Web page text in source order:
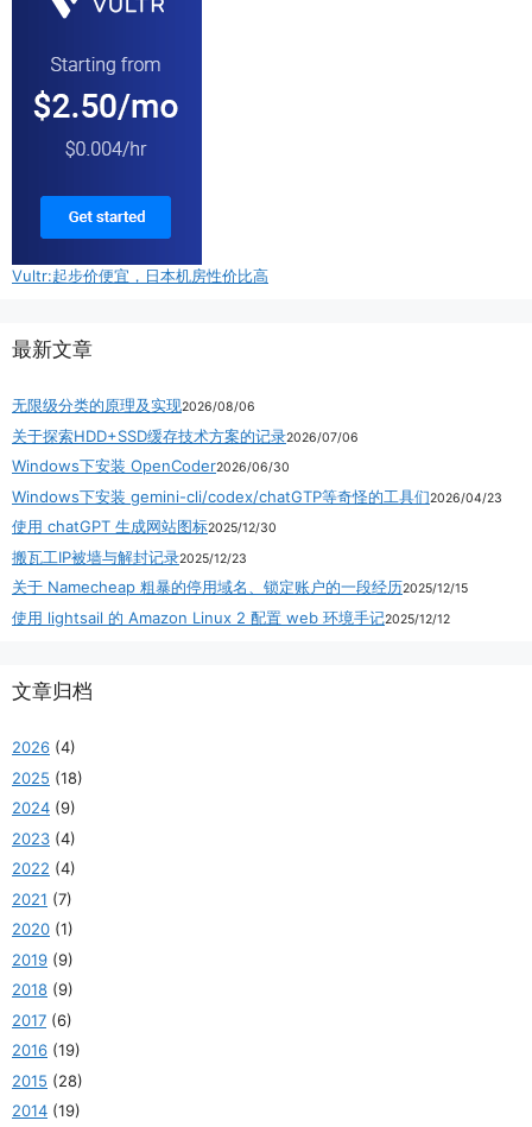
Vultr:起步价便宜，日本机房性价比高
最新文章
无限级分类的原理及实现2026/08/06
关于探索HDD+SSD缓存技术方案的记录2026/07/06
Windows下安装 OpenCoder2026/06/30
Windows下安装 gemini-cli/codex/chatGTP等奇怪的工具们2026/04/23
使用 chatGPT 生成网站图标2025/12/30
搬瓦工IP被墙与解封记录2025/12/23
关于 Namecheap 粗暴的停用域名、锁定账户的一段经历2025/12/15
使用 lightsail 的 Amazon Linux 2 配置 web 环境手记2025/12/12
文章归档
2026 (4)
2025 (18)
2024 (9)
2023 (4)
2022 (4)
2021 (7)
2020 (1)
2019 (9)
2018 (9)
2017 (6)
2016 (19)
2015 (28)
2014 (19)